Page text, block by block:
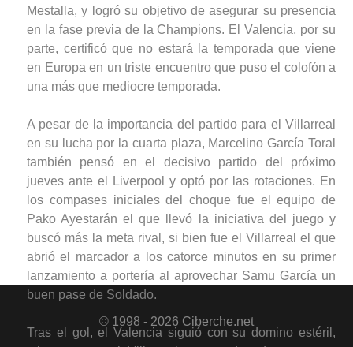
Mestalla, y logró su objetivo de asegurar su presencia
en la fase previa de la Champions. El Valencia, por su
parte, certificó que no estará la temporada que viene
en Europa en un triste encuentro que puso el colofón a
una más que mediocre temporada.
A pesar de la importancia del partido para el Villarreal
en su lucha por la cuarta plaza, Marcelino García Toral
también pensó en el decisivo partido del próximo
jueves ante el Liverpool y optó por las rotaciones. En
los compases iniciales del choque fue el equipo de
Pako Ayestarán el que llevó la iniciativa del juego y
buscó más la meta rival, si bien fue el Villarreal el que
abrió el marcador a los catorce minutos en su primer
lanzamiento a portería al aprovechar Samu García un
buen pase de Soldado.
Tras el gol, el Valencia siguió con su domino estéril,
© 1998 - 2026 Ciberche.net